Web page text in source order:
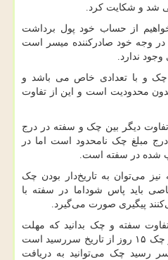
شد و شکایت کرد.
از حساب خود پول برداشت
وجه خود صادرکننده میسر است
ندارد.
و با تعدادی خاص می باشد و
محدودیت است و این از تفاوت
تفاوت دیگر بین چک و سفته در درج
مبلغ چک نامحدود است اما در
شده در سفته است.
می‌توان به تاریخ‌دار بودن چک
باید پاس شوداما در سفته با
پیگیری صورت می‌گیرد.
سفته و چک بدانید که مهلت
دریافت گواهی عدم پرداخت در چک ۱۵ روز از تاریخ سررسید است
تاریخ سر رسید چک می‌توانید به دریافت